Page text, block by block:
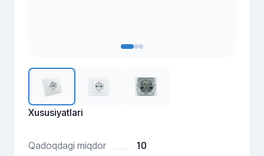
Xususiyatlari
Qadoqdagi miqdor 10